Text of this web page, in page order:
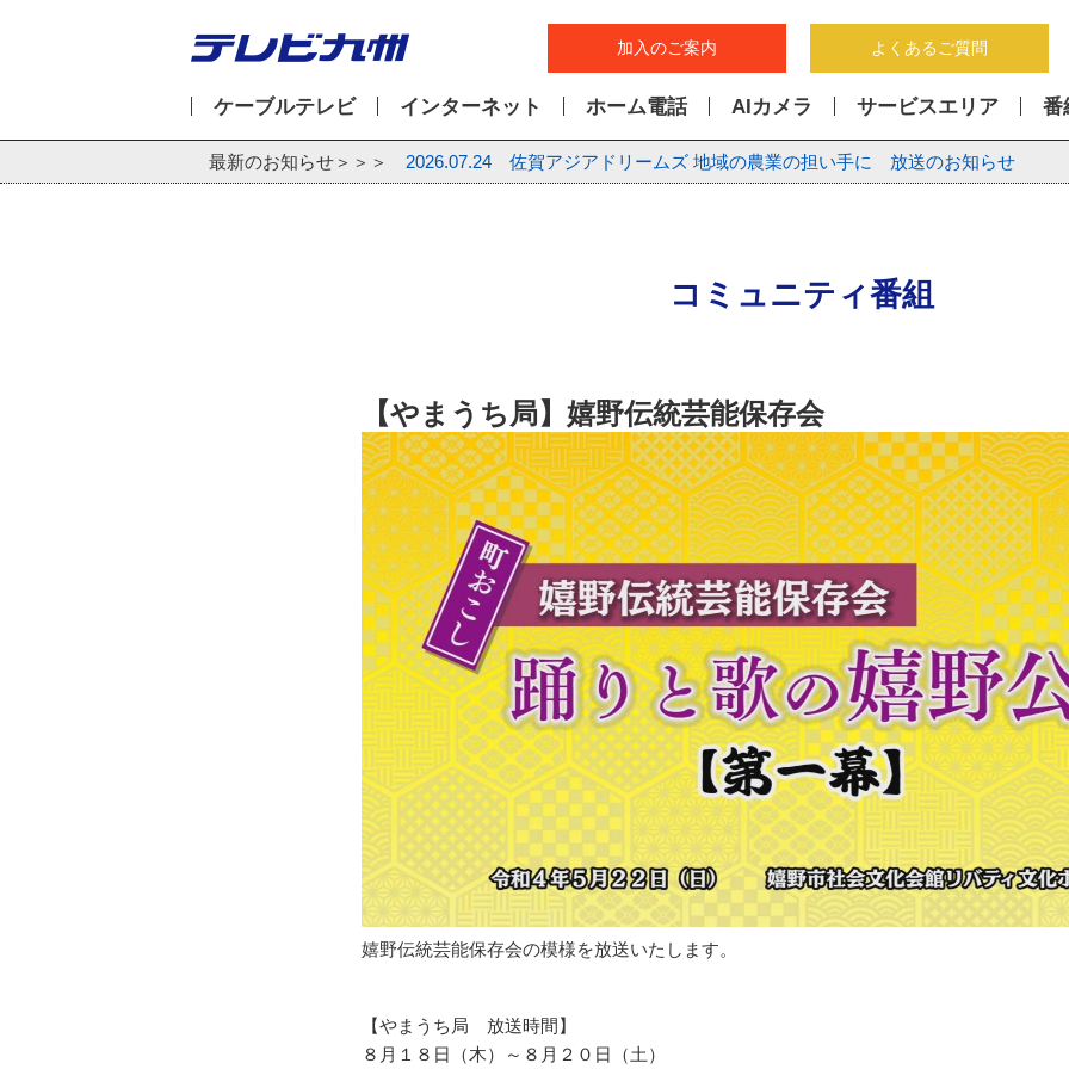
加入のご案内 よくあるご質問
ケーブルテレビ インターネット ホーム電話 AIカメラ サービスエリア 番
最新のお知らせ＞＞＞ 2026.07.24 佐賀アジアドリームズ 地域の農業の担い手に 放送のお知らせ
コミュニティ番組
【やまうち局】嬉野伝統芸能保存会
嬉野伝統芸能保存会の模様を放送いたします。
【やまうち局 放送時間】
８月１８日（木）～８月２０日（土）